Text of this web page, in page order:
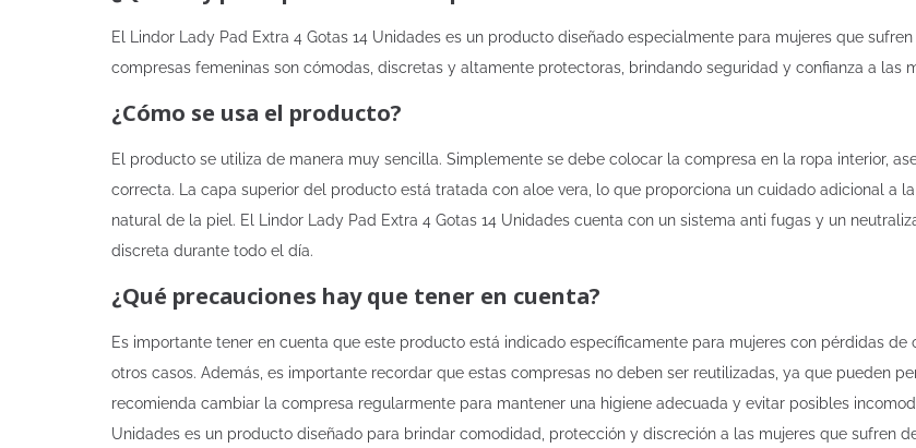
El Lindor Lady Pad Extra 4 Gotas 14 Unidades es un producto diseñado especialmente para mujeres que
compresas femeninas son cómodas, discretas y altamente protectoras, brindando seguridad y confianza a las
¿Cómo se usa el producto?
El producto se utiliza de manera muy sencilla. Simplemente se debe colocar la compresa en la ropa interior,
correcta. La capa superior del producto está tratada con aloe vera, lo que proporciona un cuidado adicional a
natural de la piel. El Lindor Lady Pad Extra 4 Gotas 14 Unidades cuenta con un sistema anti fugas y un
discreta durante todo el día.
¿Qué precauciones hay que tener en cuenta?
Es importante tener en cuenta que este producto está indicado específicamente para mujeres con pérdidas de
otros casos. Además, es importante recordar que estas compresas no deben ser reutilizadas, ya que pueden
recomienda cambiar la compresa regularmente para mantener una higiene adecuada y evitar posibles
Unidades es un producto diseñado para brindar comodidad, protección y discreción a las mujeres que sufren